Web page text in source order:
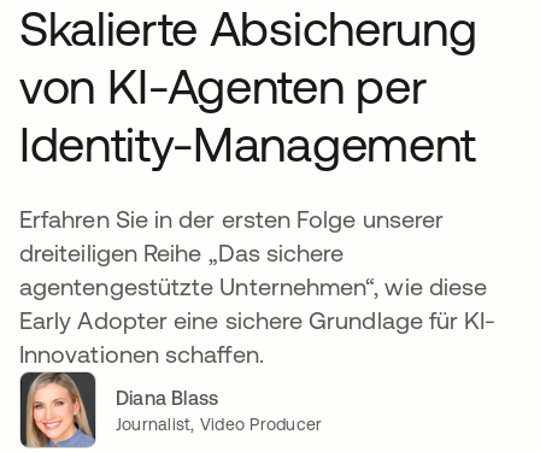
Skalierte Absicherung
von KI-Agenten per
Identity-Management
Erfahren Sie in der ersten Folge unserer
dreiteiligen Reihe „Das sichere
agentengestützte Unternehmen“, wie diese
Early Adopter eine sichere Grundlage für KI-
Innovationen schaffen.
Diana Blass
Journalist, Video Producer